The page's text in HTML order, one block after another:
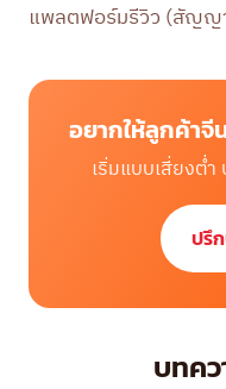
แพลตฟอร์มรีวิว (สัญญ
อยากให้ลูกค้า
เริ่มแบบเสี่ยงต่
ปรึ
บทค